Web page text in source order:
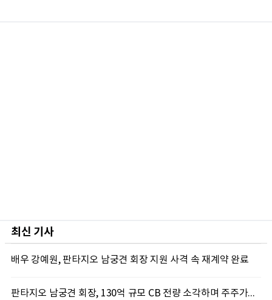
최신 기사
배우 강예원, 판타지오 남궁견 회장 지원 사격 속 재계약 완료
판타지오 남궁견 회장, 130억 규모 CB 전량 소각하며 주주가치 제고 박차